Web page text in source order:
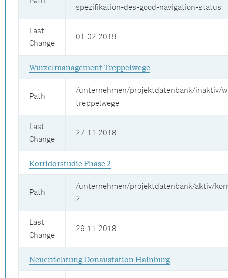
spezifikation-des-good-navigation-status
Last
Change
01.02.2019
Wurzelmanagement Treppelwege
Path
/unternehmen/projektdatenbank/inaktiv/
treppelwege
Last
Change
27.11.2018
Korridorstudie Phase 2
Path
/unternehmen/projektdatenbank/aktiv/
2
Last
Change
26.11.2018
Neuerrichtung Donaustation Hainburg